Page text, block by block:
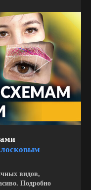
видов,
Подробно